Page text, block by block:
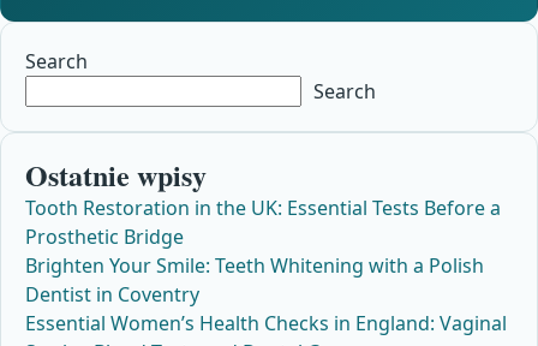
Search
Search
Ostatnie wpisy
Tooth Restoration in the UK: Essential Tests Before a
Prosthetic Bridge
Brighten Your Smile: Teeth Whitening with a Polish
Dentist in Coventry
Essential Women’s Health Checks in England: Vaginal